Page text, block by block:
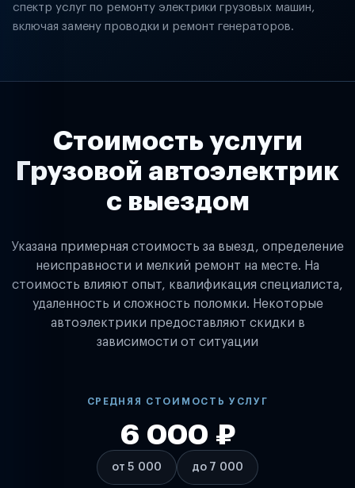
спектр услуг по ремонту электрики грузовых машин,
включая замену проводки и ремонт генераторов.
Стоимость услуги
Грузовой автоэлектрик
с выездом
Указана примерная стоимость за выезд, определение
неисправности и мелкий ремонт на месте. На
стоимость влияют опыт, квалификация специалиста,
удаленность и сложность поломки. Некоторые
автоэлектрики предоставляют скидки в
зависимости от ситуации
СРЕДНЯЯ СТОИМОСТЬ УСЛУГ
от 5 000
6 000 ₽
до 7 000